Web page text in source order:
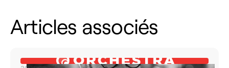
Articles associés